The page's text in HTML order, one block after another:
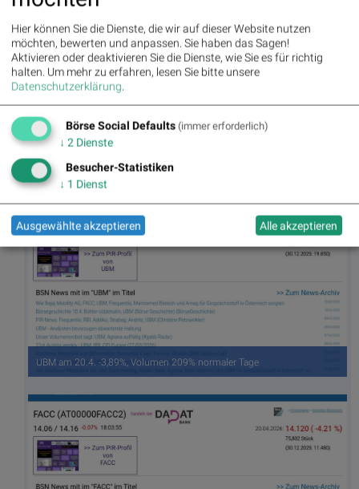
Frequentis am 20.4. -3,29%, Volumen 94% normaler Tage
UBM am 20.4. -3,89%, Volumen 209% normaler Tage
Hier können Sie die Dienste, die wir auf dieser Website nutzen
möchten, bewerten und anpassen. Sie haben das Sagen!
Aktivieren oder deaktivieren Sie die Dienste, wie Sie es für richtig
halten. Um mehr zu erfahren, lesen Sie bitte unsere
Datenschutzerklärung.
Börse Social Defaults (immer erforderlich)
↓ 2 Dienste
Besucher-Statistiken
↓ 1 Dienst
Ausgewählte akzeptieren Alle akzeptieren